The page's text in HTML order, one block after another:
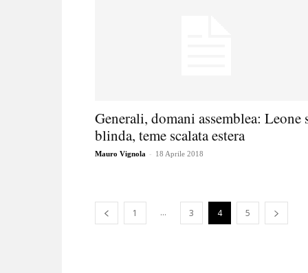
Generali, domani assemblea: Leone
blinda, teme scalata estera
Mauro Vignola - 18 Aprile 2018
1 ... 3 4 5